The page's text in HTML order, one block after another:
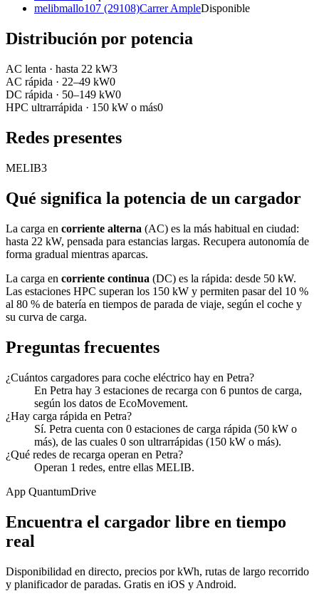
melibmallo107 (29108)Carrer AmpleDisponible
Distribución por potencia
AC lenta · hasta 22 kW3
AC rápida · 22–49 kW0
DC rápida · 50–149 kW0
HPC ultrarrápida · 150 kW o más0
Redes presentes
MELIB3
Qué significa la potencia de un cargador
La carga en corriente alterna (AC) es la más habitual en ciudad:
hasta 22 kW, pensada para estancias largas. Recupera autonomía de
forma gradual mientras aparcas.
La carga en corriente continua (DC) es la rápida: desde 50 kW.
Las estaciones HPC superan los 150 kW y permiten pasar del 10 %
al 80 % de batería en tiempos de parada de viaje, según el coche y
su curva de carga.
Preguntas frecuentes
¿Cuántos cargadores para coche eléctrico hay en Petra?
En Petra hay 3 estaciones de recarga con 6 puntos de carga,
según los datos de EcoMovement.
¿Hay carga rápida en Petra?
Sí. Petra cuenta con 0 estaciones de carga rápida (50 kW o
más), de las cuales 0 son ultrarrápidas (150 kW o más).
¿Qué redes de recarga operan en Petra?
Operan 1 redes, entre ellas MELIB.
App QuantumDrive
Encuentra el cargador libre en tiempo
real
Disponibilidad en directo, precios por kWh, rutas de largo recorrido
y planificador de paradas. Gratis en iOS y Android.